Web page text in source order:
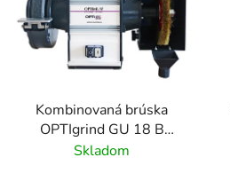
Kombinovaná brúska
OPTIgrind GU 18 B
(230 V)
Skladom